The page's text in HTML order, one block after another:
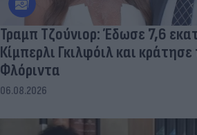
Τραμπ Τζούνιορ: Έδωσε 7,6
Κίμπερλι Γκιλφόιλ και
Φλόριντα
06.08.2026